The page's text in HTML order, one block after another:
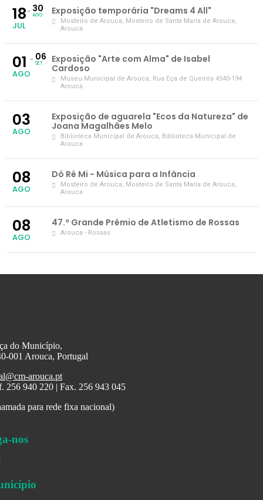
18
JUL
30
AGO Exposição temporária "Dreams 4 All"
Mosteiro de Arouca, Mosteiro de Santa Maria de Arouca,
Arouca
01
AGO
06
SET
Exposição "Arte com Alma" de Isabel
Cardoso
Museu Municipal de Arouca, Rua Eça de Queirós 4540-194
Arouca
03
AGO
Exposição de aguarela "Ecos da Natureza" de
Joana Magalhães Melo
Biblioteca Municipal de Arouca, Biblioteca Municipal de
Arouca
08
AGO
Dó Ré Mi - Música para a Infância
Mosteiro de Arouca, Mosteiro de Santa Maria de Arouca,
Arouca
08
AGO
47.º Grande Prémio de Atletismo de Rossas
Arouca - Rossas
do Município,
001 Arouca, Portugal
arouca.pt
256 940 220 | Fax. 256 943 045
para rede fixa nacional)
nos